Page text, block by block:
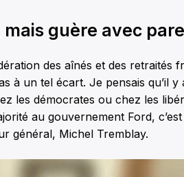
guère avec
des aînés et des retraités
à un tel écart. Je pensais qu’il
les démocrates ou chez les
au gouvernement Ford,
général, Michel Tremblay.